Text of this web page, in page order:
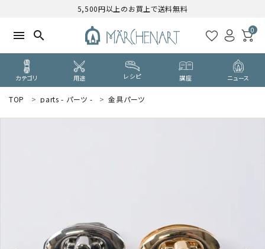
5,500円以上のお買上で送料無料
menu search 0
カテゴリ 用途 レシピ 講座 ニュース
カテゴリーから探す
TOP parts - パーツ - 金具パーツ